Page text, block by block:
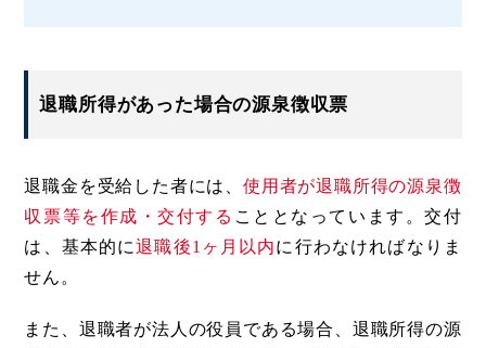
退職所得があった場合の源泉徴収票
退職金を受給した者には、 使用者が退職所得の源泉徴
収票等を作成・交付する こととなっています。交付
は、基本的に退職後1ヶ月以内に行わなければなりま
せん。
また、退職者が法人の役員である場合、退職所得の源